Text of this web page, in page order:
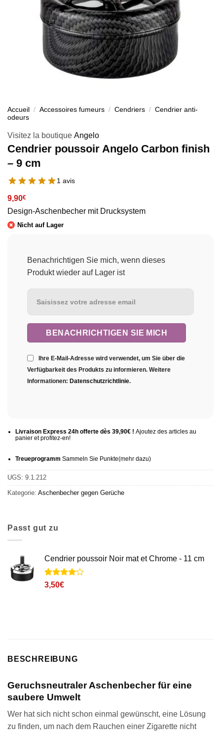
Accueil / Accessoires fumeurs / Cendriers / Cendrier anti-
odeurs
Visitez la boutique Angelo
Cendrier poussoir Angelo Carbon finish
– 9 cm
1 avis
9,90€
Design-Aschenbecher mit Drucksystem
Nicht auf Lager
Benachrichtigen Sie mich, wenn dieses
Produkt wieder auf Lager ist
Ihre E-Mail-Adresse wird verwendet, um Sie über die
Verfügbarkeit des Produkts zu informieren. Weitere
Informationen: Datenschutzrichtlinie.
Livraison Express 24h offerte dès 39,90€ ! Ajoutez des articles au
panier et profitez-en!
Treueprogramm Sammeln Sie Punkte(mehrdazu)
UGS: 9.1.212
Kategorie: Aschenbecher gegen Gerüche
Passt gut zu
Cendrier poussoir Noir mat et Chrome - 11 cm
Noté4
sur 5
2
3,50€
BESCHREIBUNG
Geruchsneutraler Aschenbecher für eine
saubere Umwelt
Wer hat sich nicht schon einmal gewünscht, eine Lösung
zu finden, um nach dem Rauchen einer Zigarette nicht